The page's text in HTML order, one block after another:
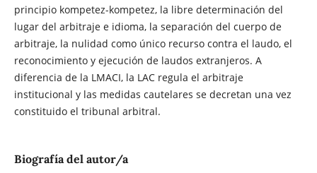
principio kompetez-kompetez, la libre determinación del
lugar del arbitraje e idioma, la separación del cuerpo de
arbitraje, la nulidad como único recurso contra el laudo, el
reconocimiento y ejecución de laudos extranjeros. A
diferencia de la LMACI, la LAC regula el arbitraje
institucional y las medidas cautelares se decretan una vez
constituido el tribunal arbitral.
Biografía del autor/a